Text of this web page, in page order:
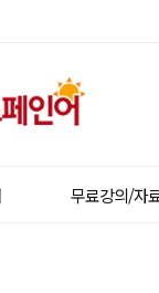
무료강의/자